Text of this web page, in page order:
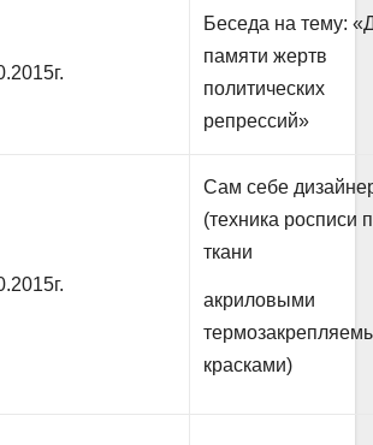
Беседа на тему:
памяти жертв
политических
репрессий»
Сам себе
(техника росписи
ткани
акриловыми
красками)